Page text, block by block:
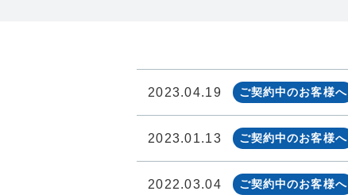
2023.04.19 ご契約中のお客様へ
2023.01.13 ご契約中のお客様へ
2022.03.04 ご契約中のお客様へ